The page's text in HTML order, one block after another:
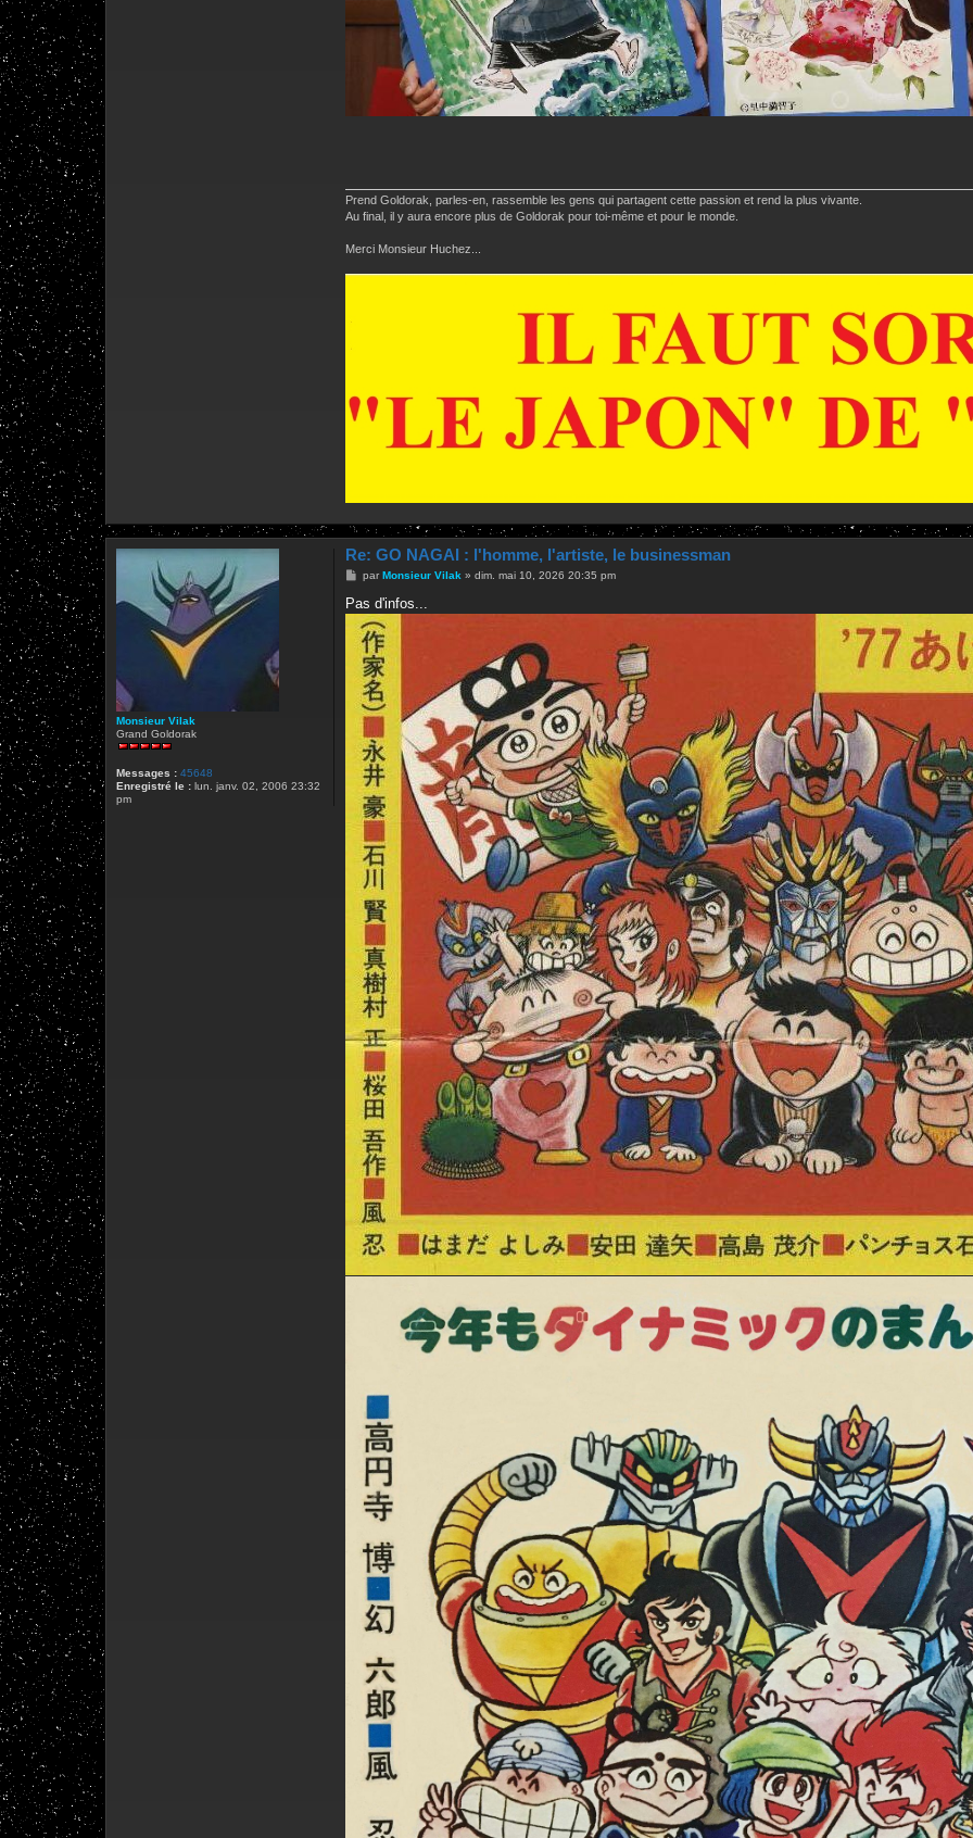
Prend Goldorak, parles-en, rassemble les gens qui partagent cette passion et rend la plus vivante.
Au final, il y aura encore plus de Goldorak pour toi-même et pour le monde.
Merci Monsieur Huchez...
Monsieur Vilak
Grand Goldorak
Messages : 45648
Enregistré le : lun. janv. 02, 2006 23:32
pm
Re: GO NAGAI : l'homme, l'artiste, le businessman
M
s
s
a
g
e
par Monsieur Vilak» dim. mai 10, 2026 20:35 pm
Pas d'infos...